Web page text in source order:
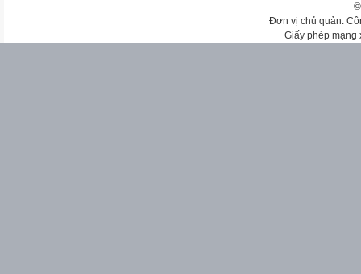
Đơn vị chủ quản:
Giấy phép mạng